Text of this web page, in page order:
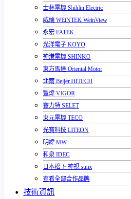
士林電機 Shihlin Electric
威綸 WEiNTEK WeinView
永宏 FATEK
光洋電子 KOYO
神港電機 SHINKO
東方馬達 Oriental Motor
北爾 Beijer HITECH
豐煒 VIGOR
賽力特 SELET
東元電機 TECO
光寶科技 LITEON
明緯 MW
和泉 IDEC
日本松下 神視 sunx
查看全部合作品牌
技術資訊